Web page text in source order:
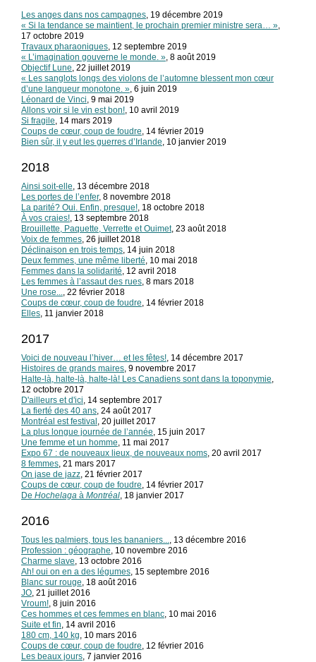
Les anges dans nos campagnes , 19 décembre 2019
« Si la tendance se maintient, le prochain premier ministre sera… »
17 octobre 2019
Travaux pharaoniques , 12 septembre 2019
« L’imagination gouverne le monde. » , 8 août 2019
Objectif Lune , 22 juillet 2019
« Les sanglots longs des violons de l’automne blessent mon cœur
d’une langueur monotone. » , 6 juin 2019
Léonard de Vinci , 9 mai 2019
Allons voir si le vin est bon! , 10 avril 2019
Si fragile , 14 mars 2019
Coups de cœur, coup de foudre , 14 février 2019
Bien sûr, il y eut les guerres d’Irlande , 10 janvier 2019
2018
Ainsi soit-elle , 13 décembre 2018
Les portes de l’enfer, 8 novembre 2018
La parité? Oui. Enfin, presque! , 18 octobre 2018
À vos craies! , 13 septembre 2018
Brouillette, Paquette, Verrette et Ouimet, 23 août 2018
Voix de femmes , 26 juillet 2018
Déclinaison en trois temps , 14 juin 2018
Deux femmes, une même liberté , 10 mai 2018
Femmes dans la solidarité , 12 avril 2018
Les femmes à l’assaut des rues , 8 mars 2018
Une rose...
, 22 février 2018
Coups de cœur, coup de foudre , 14 février 2018
Elles , 11 janvier 2018
2017
Voici de nouveau l’hiver… et les fêtes! , 14 décembre 2017
Histoires de grands maires , 9 novembre 2017
Halte-là, halte-là, halte-là! Les Canadiens sont dans la toponymie
12 octobre 2017
D'ailleurs et d'ici , 14 septembre 2017
La fierté des 40 ans , 24 août 2017
Montréal est festival , 20 juillet 2017
La plus longue journée de l’année , 15 juin 2017
Une femme et un homme , 11 mai 2017
Expo 67 : de nouveaux lieux, de nouveaux noms , 20 avril 2017
8 femmes , 21 mars 2017
On jase de jazz , 21 février 2017
Coups de cœur, coup de foudre , 14 février 2017
De Hochelaga à Montréal , 18 janvier 2017
2016
Tous les palmiers, tous les bananiers...
, 13 décembre 2016
Profession : géographe , 10 novembre 2016
Charme slave , 13 octobre 2016
Ah! oui on en a des légumes , 15 septembre 2016
Blanc sur rouge , 18 août 2016
JO , 21 juillet 2016
Vroum! , 8 juin 2016
Ces hommes et ces femmes en blanc , 10 mai 2016
Suite et fin , 14 avril 2016
180 cm, 140 kg , 10 mars 2016
Coups de cœur, coup de foudre , 12 février 2016
Les beaux jours , 7 janvier 2016